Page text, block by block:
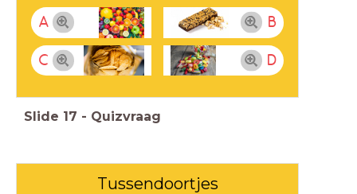
A B
C D
Slide 17 - Quizvraag
Tussendoortjes